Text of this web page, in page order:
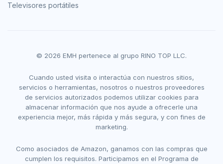
Televisores portátiles
© 2026 EMH pertenece al grupo RINO TOP LLC.
Cuando usted visita o interactúa con nuestros sitios,
servicios o herramientas, nosotros o nuestros proveedores
de servicios autorizados podemos utilizar cookies para
almacenar información que nos ayude a ofrecerle una
experiencia mejor, más rápida y más segura, y con fines de
marketing.
Como asociados de Amazon, ganamos con las compras que
cumplen los requisitos. Participamos en el Programa de